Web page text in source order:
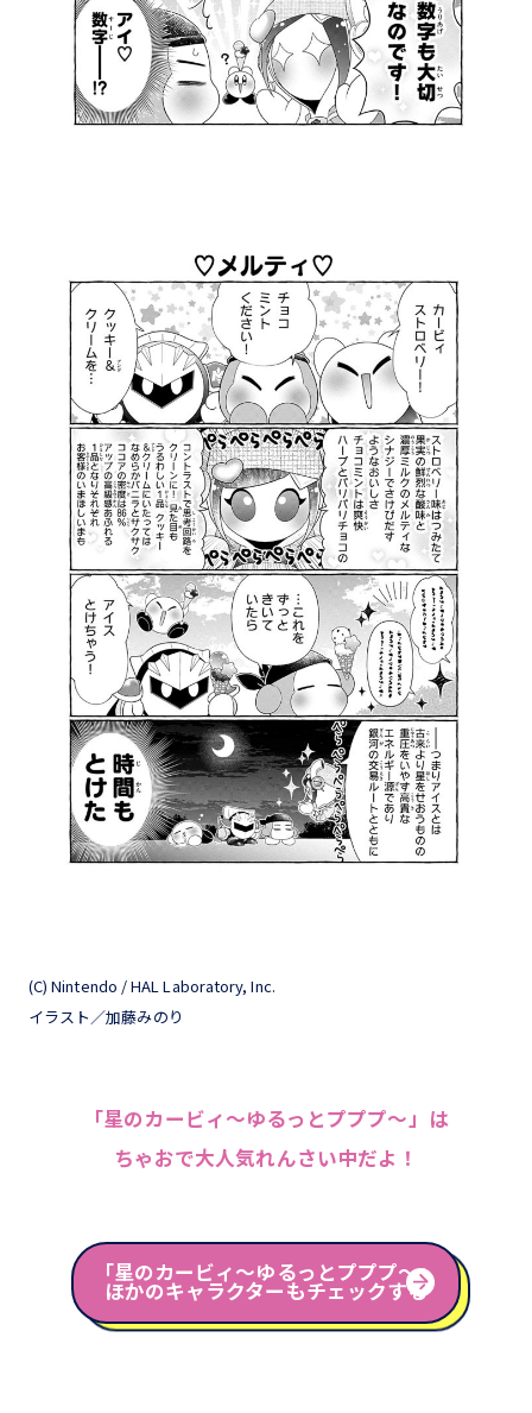
(C) Nintendo / HAL Laboratory, Inc.
イラスト／加藤みのり
「星のカービィ～ゆるっとプププ～」は
ちゃおで大人気れんさい中だよ！
「星のカービィ～ゆるっとプププ～」
ほかのキャラクターもチェックする